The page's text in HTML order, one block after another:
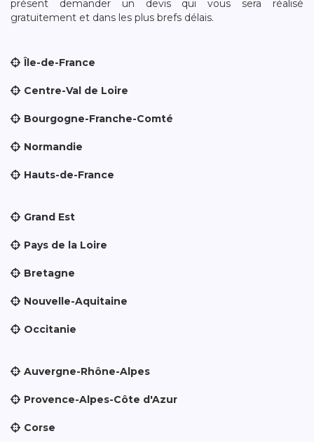
présent demander un devis qui vous sera réalisé
gratuitement et dans les plus brefs délais.
Île-de-France
Centre-Val de Loire
Bourgogne-Franche-Comté
Normandie
Hauts-de-France
Grand Est
Pays de la Loire
Bretagne
Nouvelle-Aquitaine
Occitanie
Auvergne-Rhône-Alpes
Provence-Alpes-Côte d'Azur
Corse